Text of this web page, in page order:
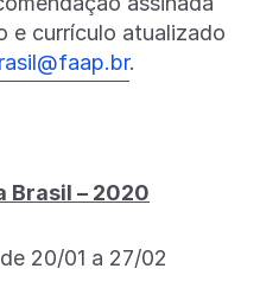
e currículo atualizado
.
Brasil – 2020
20/01 a 27/02